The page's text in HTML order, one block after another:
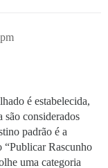
é estabelecida,
são considerados
padrão é a
Rascunho
uma categoria